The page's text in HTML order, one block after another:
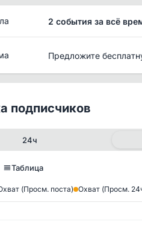
2 события за всё
Предложите
подписчиков
24ч
Таблица
(Просм. поста) Охват (Просм.